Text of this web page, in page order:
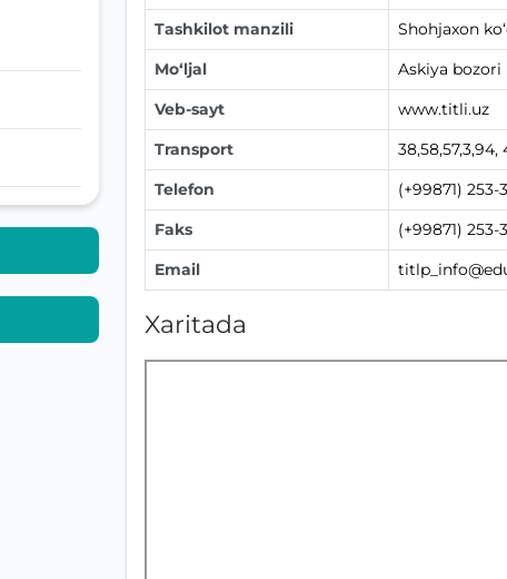
Tashkilot manzili
Shohjaxon
Mo‘ljal
Askiya bozori
Veb-sayt
www.titli.uz
Transport
38,58,57,3,94,
Telefon
(+99871) 253-
Faks
(+99871) 253-
Email
Xaritada